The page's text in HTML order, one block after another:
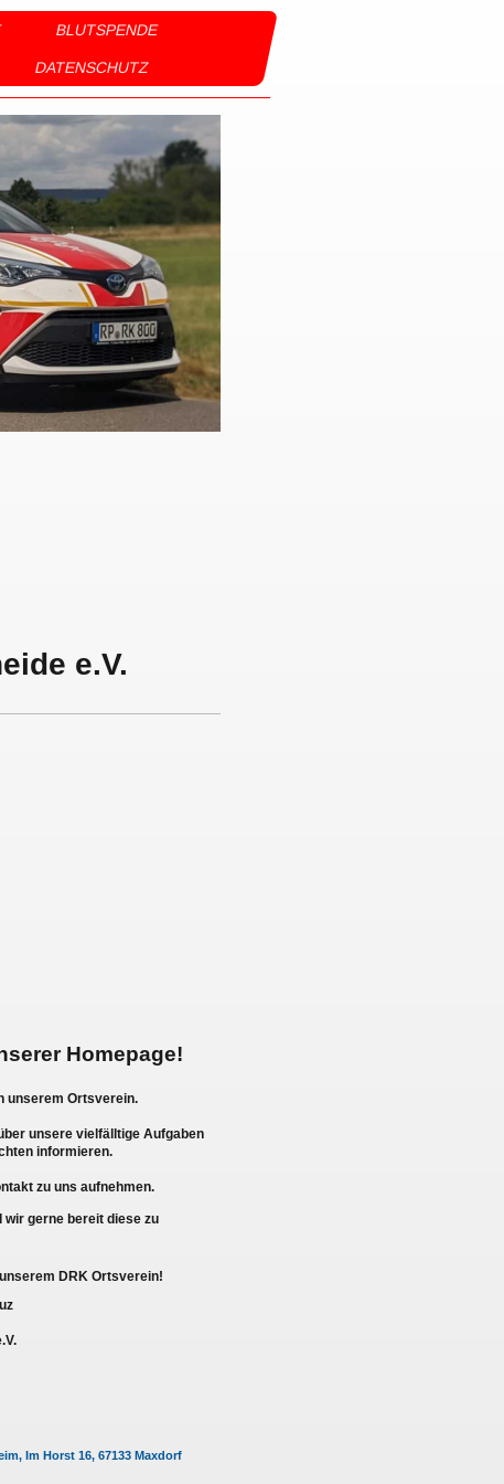
BLUTSPENDE
DATENSCHUTZ
e.V.
Homepage!
unserem Ortsverein.
unsere vielfälltige Aufgaben
informieren.
zu uns aufnehmen.
wir gerne bereit diese zu
DRK Ortsverein!
Im Horst 16, 67133 Maxdorf